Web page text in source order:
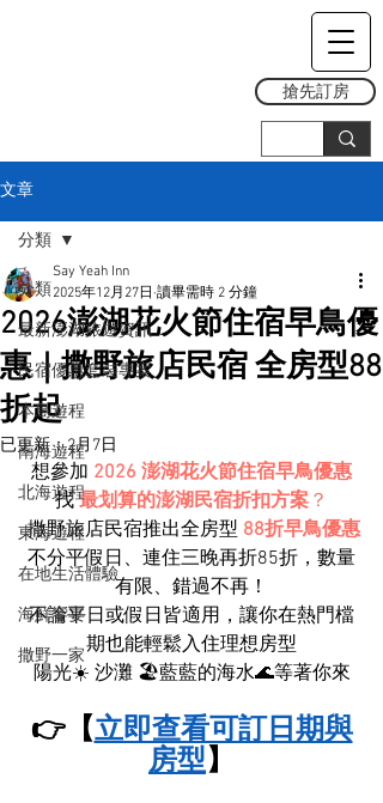
搶先訂房
文章
分類
最新澎湖旅遊資訊
民宿優惠套裝專案
本島遊程
南海遊程
北海遊程
東海遊程
在地生活體驗
海鮮饗宴
撒野一家
分類
2026澎湖花火節住宿早鳥優
惠｜撒野旅店民宿 全房型88
折起
Say Yeah Inn
2025年12月27日 讀畢需時 2 分鐘
已更新：2月7日
想參加 2026 澎湖花火節住宿早鳥優惠
找 最划算的澎湖民宿折扣方案 ？
撒野旅店民宿推出全房型 88折早鳥優惠
不分平假日、連住三晚再折85折，數量
有限、錯過不再！
不論平日或假日皆適用，讓你在熱門檔
期也能輕鬆入住理想房型
陽光☀️ 沙灘 🏖️藍藍的海水🌊等著你來
👉【立即查看可訂日期與
房型】